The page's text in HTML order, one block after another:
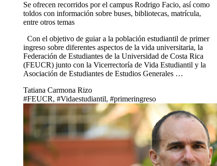
Se ofrecen recorridos por el campus Rodrigo Facio, así como
toldos con información sobre buses, bibliotecas, matrícula,
entre otros temas
Con el objetivo de guiar a la población estudiantil de primer
ingreso sobre diferentes aspectos de la vida universitaria, la
Federación de Estudiantes de la Universidad de Costa Rica
(FEUCR) junto con la Vicerrectoría de Vida Estudiantil y la
Asociación de Estudiantes de Estudios Generales …
Tatiana Carmona Rizo
#FEUCR, #Vidaestudiantil, #primeringreso